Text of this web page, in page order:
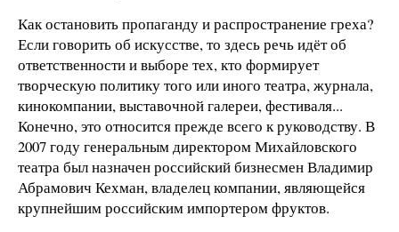
Как остановить пропаганду и распространение греха?
Если говорить об искусстве, то здесь речь идёт об
ответственности и выборе тех, кто формирует
творческую политику того или иного театра, журнала,
кинокомпании, выставочной галереи, фестиваля...
Конечно, это относится прежде всего к руководству. В
2007 году генеральным директором Михайловского
театра был назначен российский бизнесмен Владимир
Абрамович Кехман, владелец компании, являющейся
крупнейшим российским импортером фруктов.